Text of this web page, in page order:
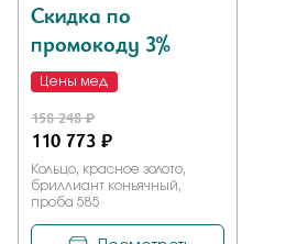
Скидка по
промокоду 3%
Цены мед
158 248 ₽
110 773 ₽
Кольцо, красное золото,
бриллиант коньячный,
проба 585